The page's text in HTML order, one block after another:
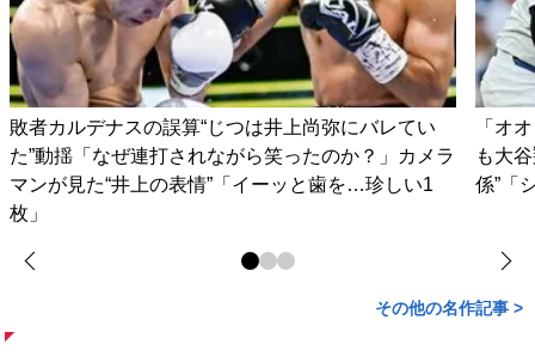
敗者カルデナスの誤算“じつは井上尚弥にバレてい
た”動揺「なぜ連打されながら笑ったのか？」カメラ
マンが見た“井上の表情”「イーッと歯を…珍しい1
枚」
「オ
も大
係”「
その他の名作記事 >